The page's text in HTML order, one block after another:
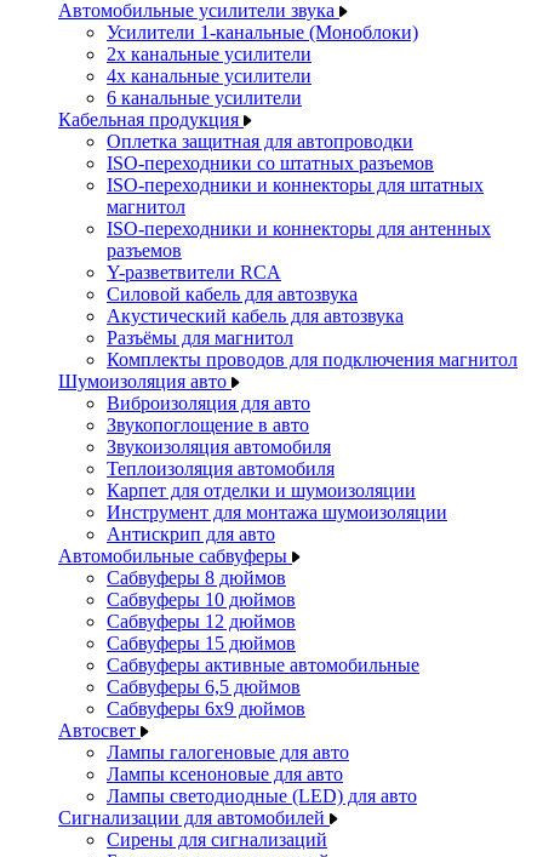
Автомобильные усилители звука
Усилители 1-канальные (Моноблоки)
2х канальные усилители
4х канальные усилители
6 канальные усилители
Кабельная продукция
Оплетка защитная для автопроводки
ISO-переходники со штатных разъемов
ISO-переходники и коннекторы для штатных
магнитол
ISO-переходники и коннекторы для антенных
разъемов
Y-разветвители RCA
Силовой кабель для автозвука
Акустический кабель для автозвука
Разъёмы для магнитол
Комплекты проводов для подключения магнитол
Шумоизоляция авто
Виброизоляция для авто
Звукопоглощение в авто
Звукоизоляция автомобиля
Теплоизоляция автомобиля
Карпет для отделки и шумоизоляции
Инструмент для монтажа шумоизоляции
Антискрип для авто
Автомобильные сабвуферы
Сабвуферы 8 дюймов
Сабвуферы 10 дюймов
Сабвуферы 12 дюймов
Сабвуферы 15 дюймов
Сабвуферы активные автомобильные
Сабвуферы 6,5 дюймов
Сабвуферы 6x9 дюймов
Автосвет
Лампы галогеновые для авто
Лампы ксеноновые для авто
Лампы светодиодные (LED) для авто
Сигнализации для автомобилей
Сирены для сигнализаций